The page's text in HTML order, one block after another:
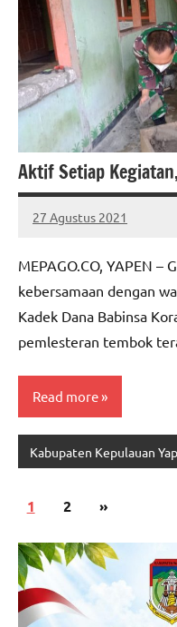
Aktif Setiap
27 Agustus 2021
MEPAGO
No
MEPAGO.CO, YAPEN –
kebersamaan dengan
Kadek Dana Babinsa
pemlesteran tembok
Read more
Kabupaten Kepulauan
Paginasi
1 2
Next
»